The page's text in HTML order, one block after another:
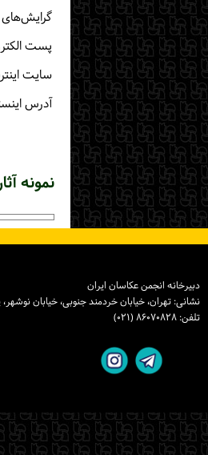
پست
سایت
آدرس
نمونه
دبیرخانه انجمن عکاسان ایران
نشانی: تهران، خیابان خردمند جنوبی، خیابان نوشهر، پلاک ۱۵ ساختمان شماره ۲ خانه هنرمندان
تلفن: ۸۶۰۷۰۸۲۸ (۰۲۱)